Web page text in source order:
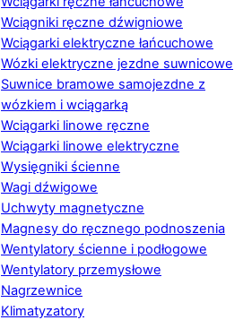
Wciągniki ręczne dźwigniowe
Wciągarki elektryczne łańcuchowe
Wózki elektryczne jezdne suwnicowe
Suwnice bramowe samojezdne z
wózkiem i wciągarką
Wciągarki linowe ręczne
Wciągarki linowe elektryczne
Wysięgniki ścienne
Wagi dźwigowe
Uchwyty magnetyczne
Magnesy do ręcznego podnoszenia
Wentylatory ścienne i podłogowe
Wentylatory przemysłowe
Nagrzewnice
Klimatyzatory